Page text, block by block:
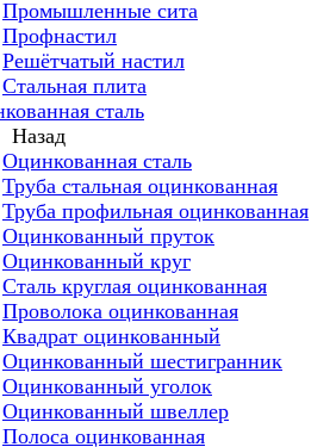
Промышленные сита
Профнастил
Решётчатый настил
Стальная плита
сталь
Назад
Оцинкованная сталь
Труба стальная оцинкованная
Труба профильная оцинкованная
Оцинкованный пруток
Оцинкованный круг
Сталь круглая оцинкованная
Проволока оцинкованная
Квадрат оцинкованный
Оцинкованный шестигранник
Оцинкованный уголок
Оцинкованный швеллер
Полоса оцинкованная